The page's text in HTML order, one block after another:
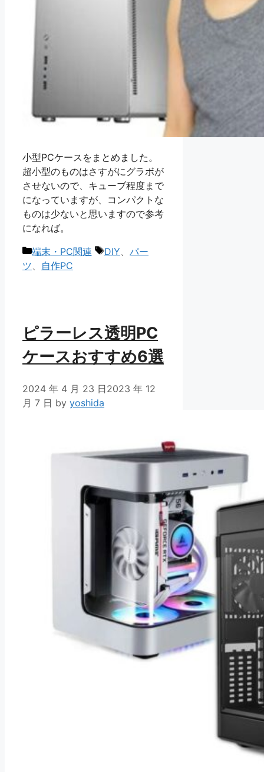
小型PCケースをまとめました。
超小型のものはさすがにグラボが
させないので、キューブ程度まで
になっていますが、コンパクトな
ものは少ないと思いますので参考
になれば。
カ
端末・PC関連
タ
DIY、 パー
ツ、 自作PC
ピラーレス透明PC
ケースおすすめ6選
2024 年 4 月 23 日2023 年 12
月 7 日 by yoshida